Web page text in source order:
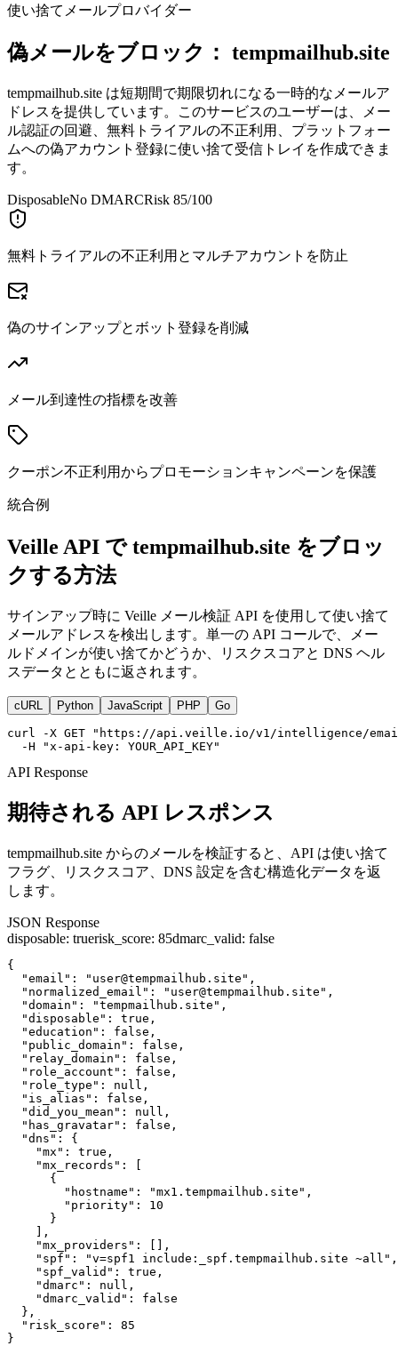
使い捨てメールプロバイダー
偽メールをブロック： tempmailhub.site
tempmailhub.site は短期間で期限切れになる一時的なメールア
ドレスを提供しています。このサービスのユーザーは、メー
ル認証の回避、無料トライアルの不正利用、プラットフォー
ムへの偽アカウント登録に使い捨て受信トレイを作成できま
す。
DisposableNo DMARCRisk 85/100
無料トライアルの不正利用とマルチアカウントを防止
偽のサインアップとボット登録を削減
メール到達性の指標を改善
クーポン不正利用からプロモーションキャンペーンを保護
統合例
Veille API で tempmailhub.site をブロッ
クする方法
サインアップ時に Veille メール検証 API を使用して使い捨て
メールアドレスを検出します。単一の API コールで、メー
ルドメインが使い捨てかどうか、リスクスコアと DNS ヘル
スデータとともに返されます。
cURL Python JavaScript PHP Go
curl -X GET "https://api.veille.io/v1/intelligence/
  -H "x-api-key: YOUR_API_KEY"
API Response
期待される API レスポンス
tempmailhub.site からのメールを検証すると、API は使い捨て
フラグ、リスクスコア、DNS 設定を含む構造化データを返
します。
JSON Response
disposable: truerisk_score: 85dmarc_valid: false
{
  "email": "user@tempmailhub.site",
  "normalized_email": "user@tempmailhub.site",
  "domain": "tempmailhub.site",
  "disposable": true,
  "education": false,
  "public_domain": false,
  "relay_domain": false,
  "role_account": false,
  "role_type": null,
  "is_alias": false,
  "did_you_mean": null,
  "has_gravatar": false,
  "dns": {
    "mx": true,
    "mx_records": [
      {
        "hostname": "mx1.tempmailhub.site",
        "priority": 10
      }
    ],
    "mx_providers": [],
    "spf": "v=spf1 include:_spf.tempmailhub.site ~all",
    "spf_valid": true,
    "dmarc": null,
    "dmarc_valid": false
  },
  "risk_score": 85
}